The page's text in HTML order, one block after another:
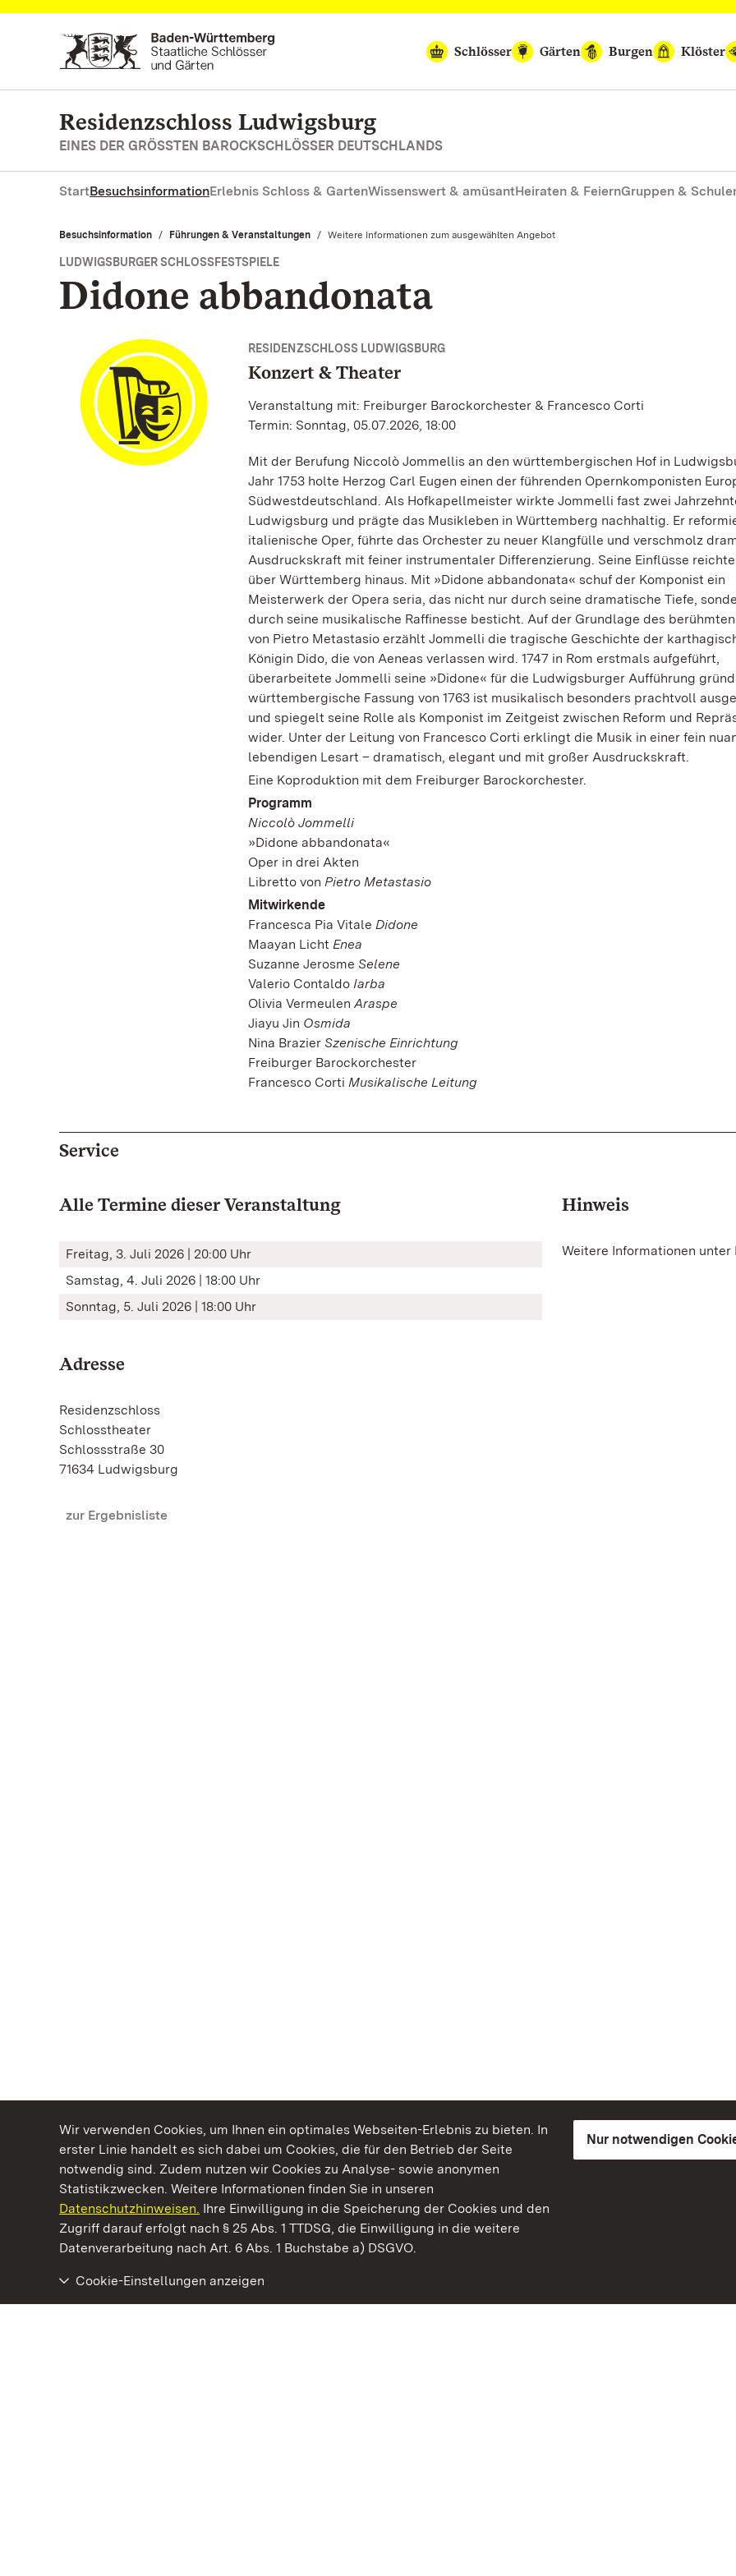
Wir verwenden Cookies, um Ihnen ein optimales Webseiten-Erlebnis zu bieten. In
erster Linie handelt es sich dabei um Cookies, die für den Betrieb der Seite
notwendig sind. Zudem nutzen wir Cookies zu Analyse- sowie anonymen
Statistikzwecken. Weitere Informationen finden Sie in unseren
Datenschutzhinweisen. Ihre Einwilligung in die Speicherung der Cookies und den
Zugriff darauf erfolgt nach § 25 Abs. 1 TTDSG, die Einwilligung in die weitere
Datenverarbeitung nach Art. 6 Abs. 1 Buchstabe a) DSGVO.
Nur notwendigen
Cookie-Einstellungen anzeigen
Zum Hauptinhalt springen
Schlösser
Gärten Burgen Klöster
Residenzschloss Ludwigsburg
EINES DER GRÖSSTEN BAROCKSCHLÖSSER DEUTSCHLANDS
StartBesuchsinformationErlebnis Schloss & GartenWissenswert & amüsantHeiraten & FeiernGruppen &
Besuchsinformation Führungen & Veranstaltungen Aktuell:
Weitere Informationen zum ausgewählten Angebot
LUDWIGSBURGER SCHLOSSFESTSPIELE
Didone abbandonata
RESIDENZSCHLOSS LUDWIGSBURG
Konzert & Theater
Veranstaltung mit: Freiburger Barockorchester & Francesco Corti
Termin: Sonntag, 05.07.2026, 18:00
Mit der Berufung Niccolò Jommellis an den württembergischen Hof in
Jahr 1753 holte Herzog Carl Eugen einen der führenden Opernkomponisten
Südwestdeutschland. Als Hofkapellmeister wirkte Jommelli fast zwei
Ludwigsburg und prägte das Musikleben in Württemberg nachhaltig. Er
italienische Oper, führte das Orchester zu neuer Klangfülle und verschmolz
Ausdruckskraft mit feiner instrumentaler Differenzierung. Seine Einflüsse
über Württemberg hinaus. Mit »Didone abbandonata« schuf der Komponist ein
Meisterwerk der Opera seria, das nicht nur durch seine dramatische Tiefe,
durch seine musikalische Raffinesse besticht. Auf der Grundlage des
von Pietro Metastasio erzählt Jommelli die tragische Geschichte der
Königin Dido, die von Aeneas verlassen wird. 1747 in Rom erstmals aufgeführt,
überarbeitete Jommelli seine »Didone« für die Ludwigsburger Aufführung
württembergische Fassung von 1763 ist musikalisch besonders prachtvoll
und spiegelt seine Rolle als Komponist im Zeitgeist zwischen Reform und
wider. Unter der Leitung von Francesco Corti erklingt die Musik in einer fein
lebendigen Lesart – dramatisch, elegant und mit großer Ausdruckskraft.
Eine Koproduktion mit dem Freiburger Barockorchester.
Programm
Niccolò Jommelli
»Didone abbandonata«
Oper in drei Akten
Libretto von Pietro Metastasio
Mitwirkende
Francesca Pia Vitale Didone
Maayan Licht Enea
Suzanne Jerosme Selene
Valerio Contaldo Iarba
Olivia Vermeulen Araspe
Jiayu Jin Osmida
Nina Brazier Szenische Einrichtung
Freiburger Barockorchester
Francesco Corti Musikalische Leitung
Service
Alle Termine dieser Veranstaltung
Freitag, 3. Juli 2026 | 20:00 Uhr
Samstag, 4. Juli 2026 | 18:00 Uhr
Sonntag, 5. Juli 2026 | 18:00 Uhr
Adresse
Residenzschloss
Schlosstheater
Schlossstraße 30
71634 Ludwigsburg
Hinweis
Weitere Informationen
zur Ergebnisliste
Kommen. Staunen. Genießen.